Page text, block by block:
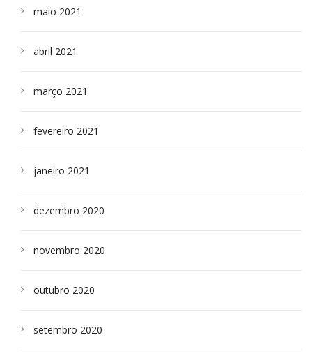
maio 2021
abril 2021
março 2021
fevereiro 2021
janeiro 2021
dezembro 2020
novembro 2020
outubro 2020
setembro 2020